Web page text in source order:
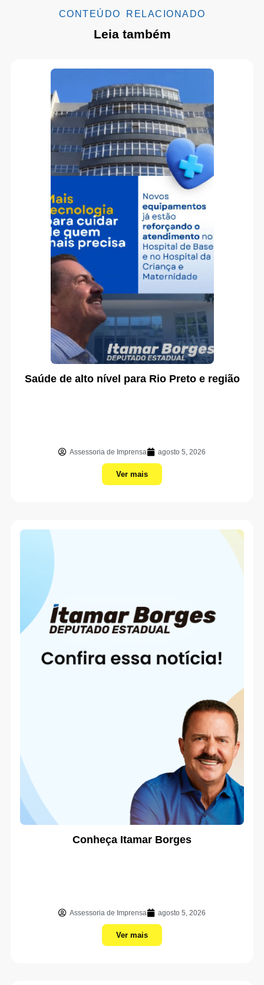
CONTEÚDO RELACIONADO
Leia também
Saúde de alto nível para Rio Preto e região
Assessoria de Imprensa agosto 5, 2026
Ver mais
Conheça Itamar Borges
Assessoria de Imprensa agosto 5, 2026
Ver mais